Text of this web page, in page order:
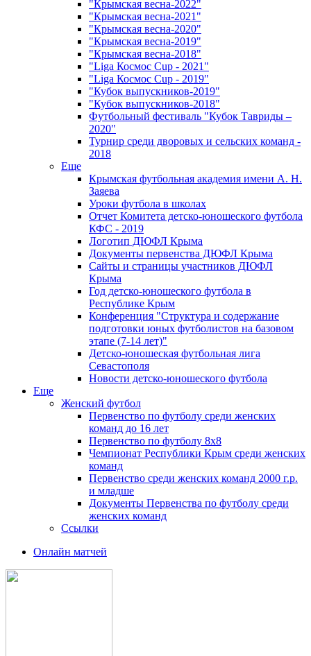
"Крымская весна-2022"
"Крымская весна-2021"
"Крымская весна-2020"
"Крымская весна-2019"
"Крымская весна-2018"
"Liga Космос Cup - 2021"
"Liga Космос Cup - 2019"
"Кубок выпускников-2019"
"Кубок выпускников-2018"
Футбольный фестиваль "Кубок Тавриды –
2020"
Турнир среди дворовых и сельских команд -
2018
Еще
Крымская футбольная академия имени А. Н.
Заяева
Уроки футбола в школах
Отчет Комитета детско-юношеского футбола
КФС - 2019
Логотип ДЮФЛ Крыма
Документы первенства ДЮФЛ Крыма
Сайты и страницы участников ДЮФЛ
Крыма
Год детско-юношеского футбола в
Республике Крым
Конференция "Структура и содержание
подготовки юных футболистов на базовом
этапе (7-14 лет)"
Детско-юношеская футбольная лига
Севастополя
Новости детско-юношеского футбола
Еще
Женский футбол
Первенство по футболу среди женских
команд до 16 лет
Первенство по футболу 8х8
Чемпионат Республики Крым среди женских
команд
Первенство среди женских команд 2000 г.р.
и младше
Документы Первенства по футболу среди
женских команд
Ссылки
Онлайн матчей